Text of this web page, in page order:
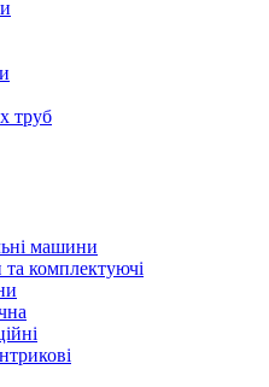
труб
машини
комплектуючі